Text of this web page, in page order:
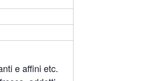
e affini etc.